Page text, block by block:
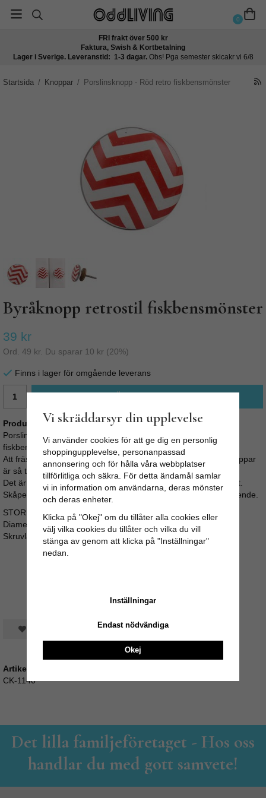
0
FRI frakt över 500 kr
Faktura, Swish & Kortbetalning
Lager i Sverige. Leveranstid: 1-3 dagar. Obs! Pga semester skicakr vi 6/8
Startsida / Knoppar / Porslinsknopp - Röd retro fiskbensmönster
Byråknopp retrostil fiskbensmönster
39 kr
Ord. 49 kr . Du sparar 10 kr (20%)
Finns i lager för omgående leverans
Produktbeskrivning:
Porslinsknopp - Vacker vit knopp i porslin med rött grafiskt
fiskbensmönster med antikfärgade metalldetaljer.
Att fräsha upp sin byrå, köksluckor eller garderob med nya knoppar
är så tacksamt.
Det är enkelt, går fort, är billigt och ger oftast ett snyggt resultat.
Skåpet eller byrån får en personlig prägel och ett helt nytt utseende.
STORLEK:
Diameter: 3,8cm
Skruvlängd ca 3,5cm (M4)
Spara som favorit
Artikelnummer:
CK-1140
Det lilla familjeföretaget - Hos oss
handlar du med gott samvete!
Vi skräddarsyr din upplevelse
Vi använder cookies för att ge dig en personlig
shoppingupplevelse, personanpassad
annonsering och för hålla våra webbplatser
tillförlitliga och säkra. För detta ändamål samlar
vi in information om användarna, deras mönster
och deras enheter.
Klicka på "Okej" om du tillåter alla cookies eller
välj vilka cookies du tillåter och vilka du vill
stänga av genom att klicka på "Inställningar"
nedan.
Inställningar
Endast nödvändiga
Okej